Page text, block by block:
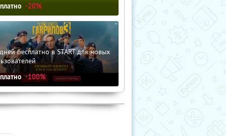
-20%
бесплатно в START для новых
-100%